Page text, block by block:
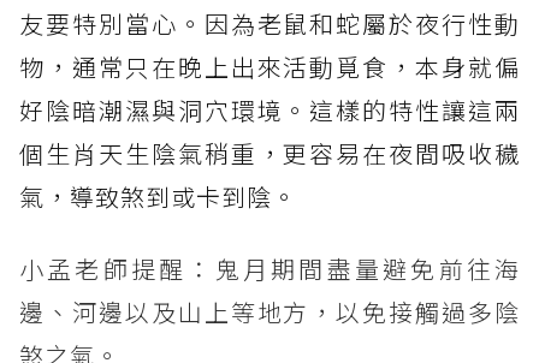
友要特別當心。因為老鼠和蛇屬於夜行性動
物，通常只在晚上出來活動覓食，本身就偏
好陰暗潮濕與洞穴環境。這樣的特性讓這兩
個生肖天生陰氣稍重，更容易在夜間吸收穢
氣，導致煞到或卡到陰。
小孟老師提醒：鬼月期間盡量避免前往海
邊、河邊以及山上等地方，以免接觸過多陰
煞之氣。